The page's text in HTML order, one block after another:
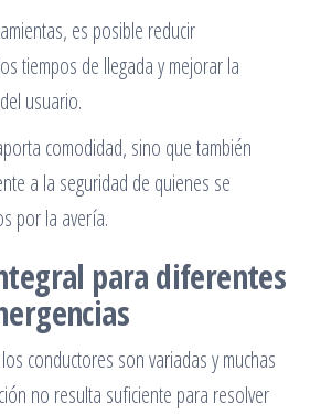
es posible reducir
tiempos de llegada y mejorar la
usuario.
comodidad, sino que también
a la seguridad de quienes se
por la avería.
para diferentes
conductores son variadas y muchas
no resulta suficiente para resolver